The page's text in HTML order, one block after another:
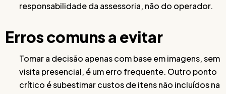
responsabilidade da assessoria, não do operador.
Erros comuns a evitar
Tomar a decisão apenas com base em imagens, sem
visita presencial, é um erro frequente. Outro ponto
crítico é subestimar custos de itens não incluídos na